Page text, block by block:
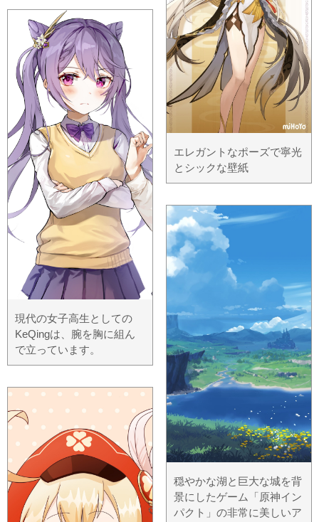
現代の女子高生としての
KeQingは、腕を胸に組ん
で立っています。
エレガントなポーズで寧光
とシックな壁紙
穏やかな湖と巨大な城を背
景にしたゲーム「原神イン
パクト」の非常に美しいア